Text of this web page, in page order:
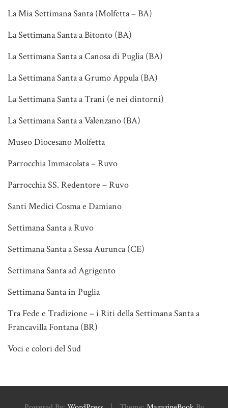
La Mia Settimana Santa (Molfetta – BA)
La Settimana Santa a Bitonto (BA)
La Settimana Santa a Canosa di Puglia (BA)
La Settimana Santa a Grumo Appula (BA)
La Settimana Santa a Trani (e nei dintorni)
La Settimana Santa a Valenzano (BA)
Museo Diocesano Molfetta
Parrocchia Immacolata – Ruvo
Parrocchia SS. Redentore – Ruvo
Santi Medici Cosma e Damiano
Settimana Santa a Ruvo
Settimana Santa a Sessa Aurunca (CE)
Settimana Santa ad Agrigento
Settimana Santa in Puglia
Tra Fede e Tradizione – i Riti della Settimana Santa a
Francavilla Fontana (BR)
Voci e colori del Sud